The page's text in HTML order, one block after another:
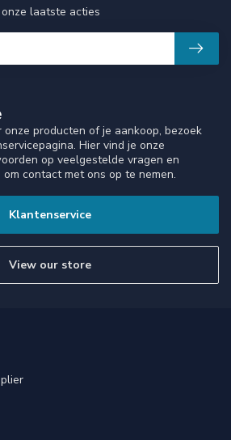
producten of je aankoop, bezoek
Hier vind je onze
op veelgestelde vragen en
contact met ons op te nemen.
Klantenservice
View our store
laatste acties